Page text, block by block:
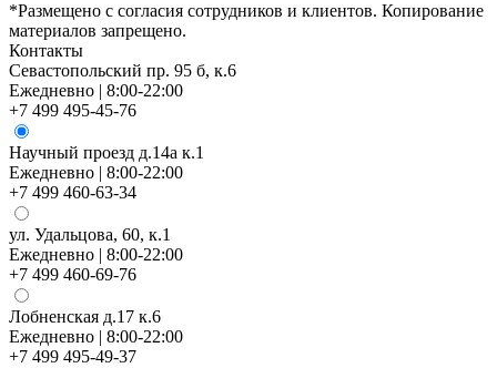
*Размещено с согласия сотрудников и клиентов. Копирование
материалов запрещено.
Контакты
Севастопольский пр. 95 б, к.6
Ежедневно | 8:00-22:00
+7 499 495-45-76
Научный проезд д.14а к.1
Ежедневно | 8:00-22:00
+7 499 460-63-34
ул. Удальцова, 60, к.1
Ежедневно | 8:00-22:00
+7 499 460-69-76
Лобненская д.17 к.6
Ежедневно | 8:00-22:00
+7 499 495-49-37